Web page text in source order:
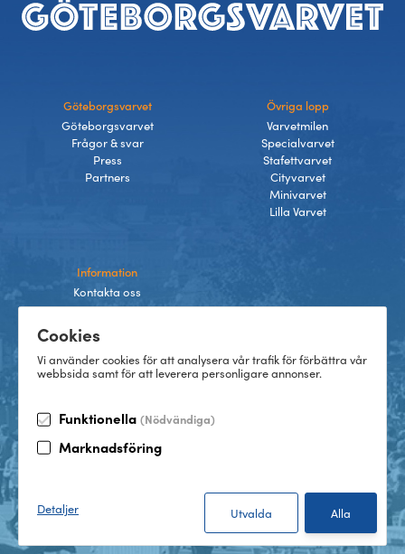
Cookies
Vi använder cookies för att analysera vår trafik för förbättra vår
webbsida samt för att leverera personligare annonser.
Funktionella (Nödvändiga)
Marknadsföring
Detaljer
Göteborgsvarvet
Göteborgsvarvet
Frågor & svar
Press
Partners
Övriga lopp
Varvetmilen
Specialvarvet
Stafettvarvet
Cityvarvet
Minivarvet
Lilla Varvet
Information
Kontakta oss
Villkor
Cookies